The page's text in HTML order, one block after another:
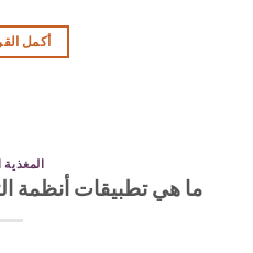
أكمل
المغذية
ما هي تطبيقات أنظمة